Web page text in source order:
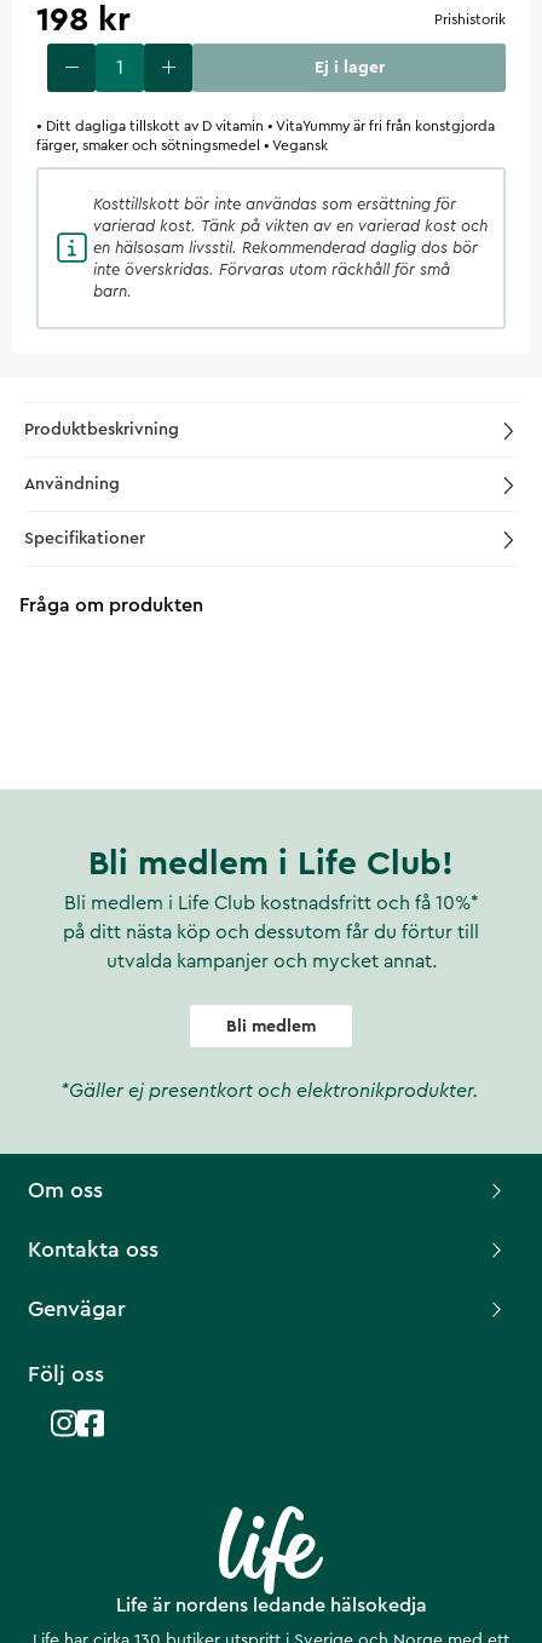
198 kr Prishistorik
Ej i lager
• Ditt dagliga tillskott av D vitamin • VitaYummy är fri från konstgjorda
färger, smaker och sötningsmedel • Vegansk
Kosttillskott bör inte användas som ersättning för
varierad kost. Tänk på vikten av en varierad kost och
en hälsosam livsstil. Rekommenderad daglig dos bör
inte överskridas. Förvaras utom räckhåll för små
barn.
Produktbeskrivning
Användning
Specifikationer
Fråga om produkten
Bli medlem i Life Club!
Bli medlem i Life Club kostnadsfritt och få 10%*
på ditt nästa köp och dessutom får du förtur till
utvalda kampanjer och mycket annat.
Bli medlem
*Gäller ej presentkort och elektronikprodukter.
Life är nordens ledande hälsokedja
Om oss
Kontakta oss
Genvägar
Följ oss